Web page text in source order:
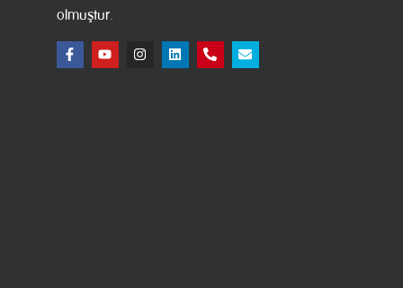
olmuştur.